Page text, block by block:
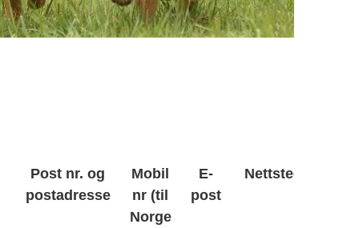
Post nr. og
postadresse
Mobil
nr (til
Norge
E-
post
Nettsted